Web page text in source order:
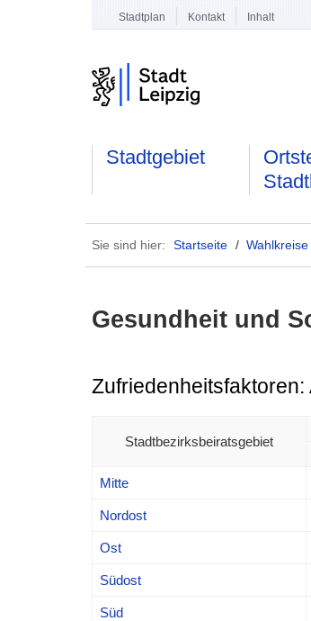
Stadtplan Kontakt Inhalt
Stadtgebiet
Sie sind hier: Startseite /
Gesundheit und
Stadtbezirksbeiratsgebiet
Mitte
Nordost
Ost
Südost
Süd